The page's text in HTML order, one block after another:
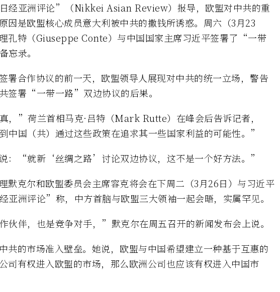
经亚洲评论”（Nikkei Asian Review）报导，欧盟对中共的重
因是欧盟核心成员意大利被中共的撒钱所诱惑。周六（3月23
孔特（Giuseppe Conte）与中国国家主席习近平签署了“一带
忘录。
署合作协议的前一天，欧盟领导人展现对中共的统一立场，警告
签署“一带一路”双边协议的后果。
，”荷兰首相马克·吕特（Mark Rutte）在峰会后告诉记者，
中国（共）通过这些政策在追求其一些国家利益的可能性。”
：“就新‘丝绸之路’讨论双边协议，这不是一个好方法。”
默克尔和欧盟委员会主席容克将会在下周二（3月26日）与习近平
亚洲评论”称，中方首脑与欧盟三大领袖一起会晤，实属罕见。
伙伴，也是竞争对手，”默克尔在周五召开的新闻发布会上说。
共的市场准入壁垒。她说，欧盟与中国希望建立一种基于互惠的
司有权进入欧盟的市场，那么欧洲公司也应该有权进入中国市